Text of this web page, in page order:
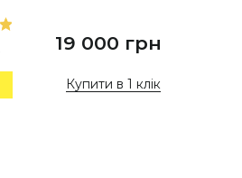
19 000 грн
Купити в 1 клік